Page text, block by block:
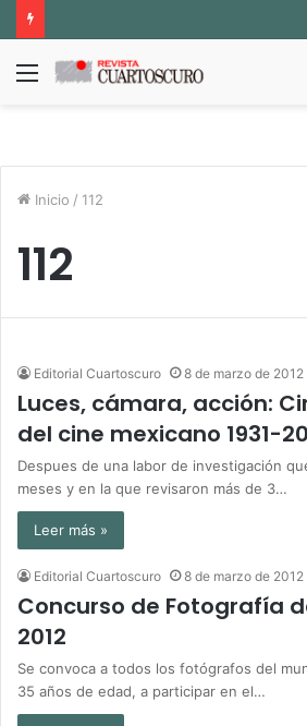
Menú
Inicio / 112
112
Editorial Cuartoscuro 8 de marzo de 2012
Luces, cámara, acción:
del cine mexicano 1931-
Despues de una labor de investigación
meses y en la que revisaron más de 3…
Leer más »
Editorial Cuartoscuro 8 de marzo de 2012
Concurso de Fotografía
2012
Se convoca a todos los fotógrafos del
35 años de edad, a participar en el…